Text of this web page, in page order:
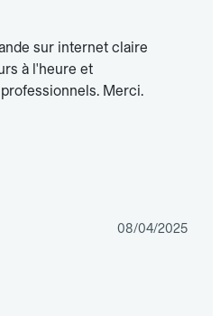
sur internet claire
à l'heure et
Merci.
08/04/2025